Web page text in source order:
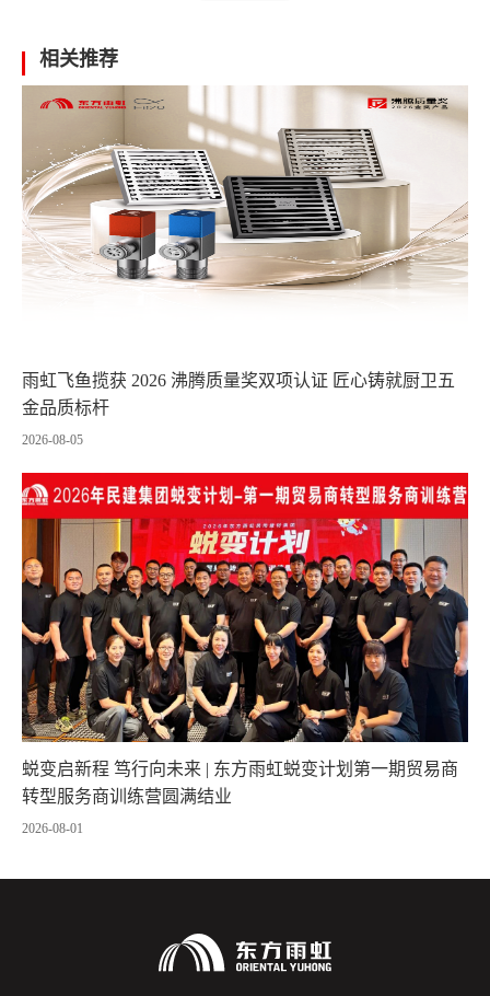
相关推荐
雨虹飞鱼揽获 2026 沸腾质量奖双项认证 匠心铸就厨卫五
金品质标杆
2026-08-05
蜕变启新程 笃行向未来 | 东方雨虹蜕变计划第一期贸易商
转型服务商训练营圆满结业
2026-08-01